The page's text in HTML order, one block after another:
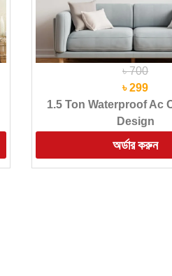
৳ 700
৳ 299
1.5 Ton Waterproof Ac
Design